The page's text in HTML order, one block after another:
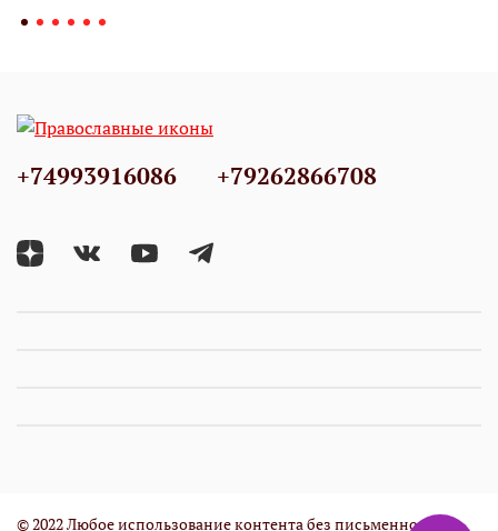
+74993916086 +79262866708
© 2022 Любое использование контента без письменного